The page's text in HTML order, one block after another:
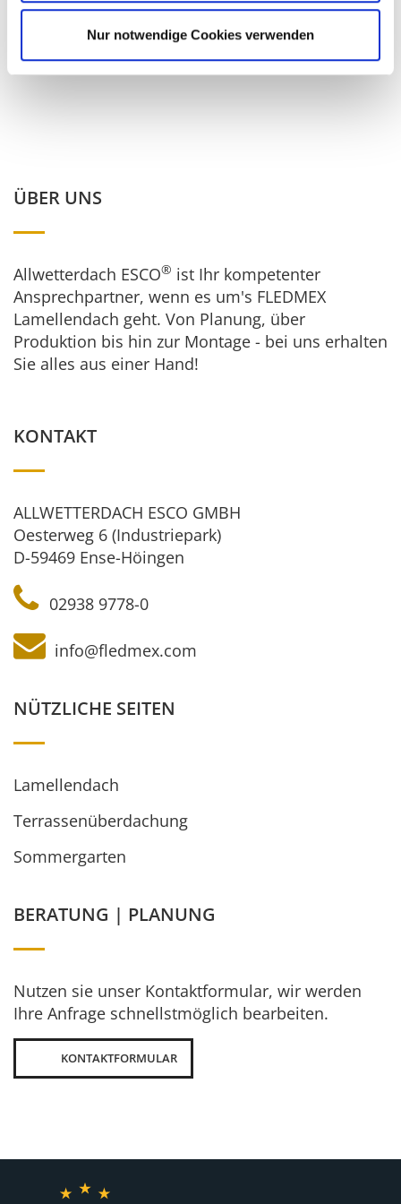
Nur notwendige Cookies verwenden
verwandelt: wohlig, einladend und voller Ruhe.
zurück zur Übersicht
ÜBER UNS
Allwetterdach ESCO® ist Ihr kompetenter
Ansprechpartner, wenn es um's FLEDMEX
Lamellendach geht. Von Planung, über
Produktion bis hin zur Montage - bei uns erhalten
Sie alles aus einer Hand!
KONTAKT
ALLWETTERDACH ESCO GMBH
Oesterweg 6 (Industriepark)
D-59469 Ense-Höingen
02938 9778-0
info@fledmex.com
NÜTZLICHE SEITEN
Lamellendach
Terrassenüberdachung
Sommergarten
BERATUNG | PLANUNG
Nutzen sie unser Kontaktformular, wir werden
Ihre Anfrage schnellstmöglich bearbeiten.
KONTAKTFORMULAR